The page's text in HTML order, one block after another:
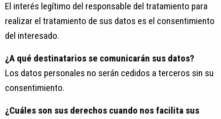
El interés legítimo del responsable del tratamiento para
realizar el tratamiento de sus datos es el consentimiento
del interesado.
¿A qué destinatarios se comunicarán sus datos?
Los datos personales no serán cedidos a terceros sin su
consentimiento.
¿Cuáles son sus derechos cuando nos facilita sus